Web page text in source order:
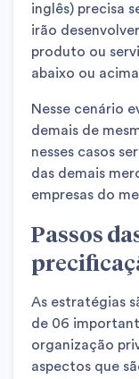
inglês) precisa
irão
produto ou
abaixo ou
Nesse cenário
demais de
nesses casos
das demais
empresas do
Passos
As estratégias
de 06
organização
aspectos que